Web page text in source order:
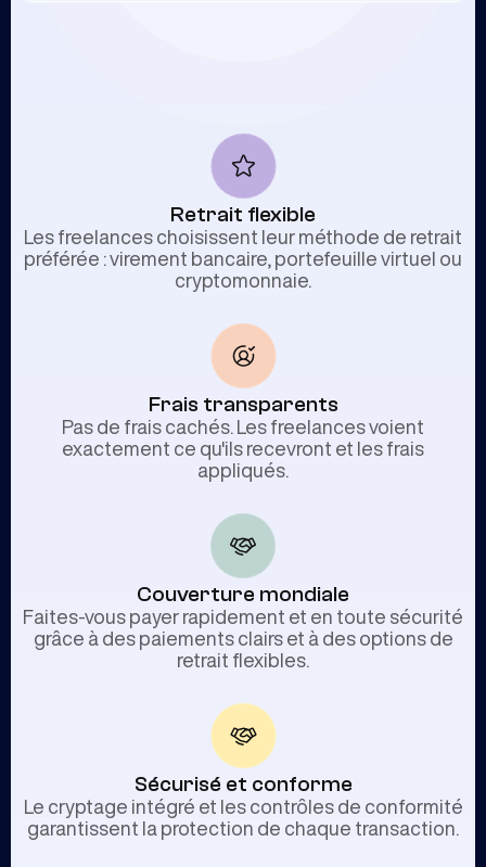
Retrait flexible
Les freelances choisissent leur méthode de retrait
préférée : virement bancaire, portefeuille virtuel ou
cryptomonnaie.
Frais transparents
Pas de frais cachés. Les freelances voient
exactement ce qu'ils recevront et les frais
appliqués.
Couverture mondiale
Faites-vous payer rapidement et en toute sécurité
grâce à des paiements clairs et à des options de
retrait flexibles.
Sécurisé et conforme
Le cryptage intégré et les contrôles de conformité
garantissent la protection de chaque transaction.